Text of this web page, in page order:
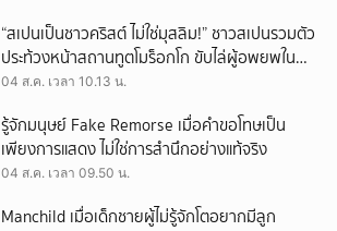
“สเปนเป็นชาวคริสต์ ไม่ใช่มุสลิม!” ชาวสเปนรวมตัว
ประท้วงหน้าสถานทูตโมร็อกโก ขับไล่ผู้อพยพใน
เมืองเซวตาออกนอกประเทศ
04 ส.ค. เวลา 10.13 น.
รู้จักมนุษย์ Fake Remorse เมื่อคำขอโทษเป็น
เพียงการแสดง ไม่ใช่การสำนึกอย่างแท้จริง
04 ส.ค. เวลา 09.50 น.
Manchild เมื่อเด็กชายผู้ไม่รู้จักโตอยากมีลูก